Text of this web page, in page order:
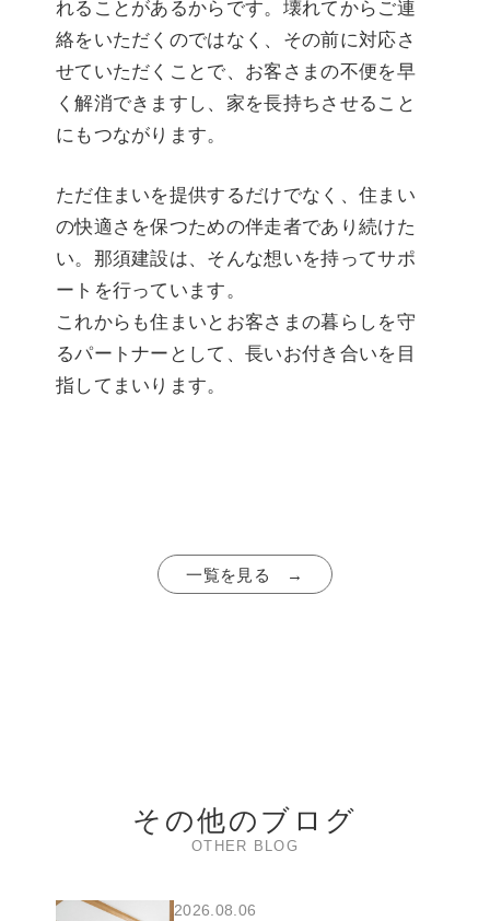
れることがあるからです。壊れてからご連
絡をいただくのではなく、その前に対応さ
せていただくことで、お客さまの不便を早
く解消できますし、家を長持ちさせること
にもつながります。
ただ住まいを提供するだけでなく、住まい
の快適さを保つための伴走者であり続けた
い。那須建設は、そんな想いを持ってサポ
ートを行っています。
これからも住まいとお客さまの暮らしを守
るパートナーとして、長いお付き合いを目
指してまいります。
一覧を見る →
その他のブログ
OTHER BLOG
2026.08.06